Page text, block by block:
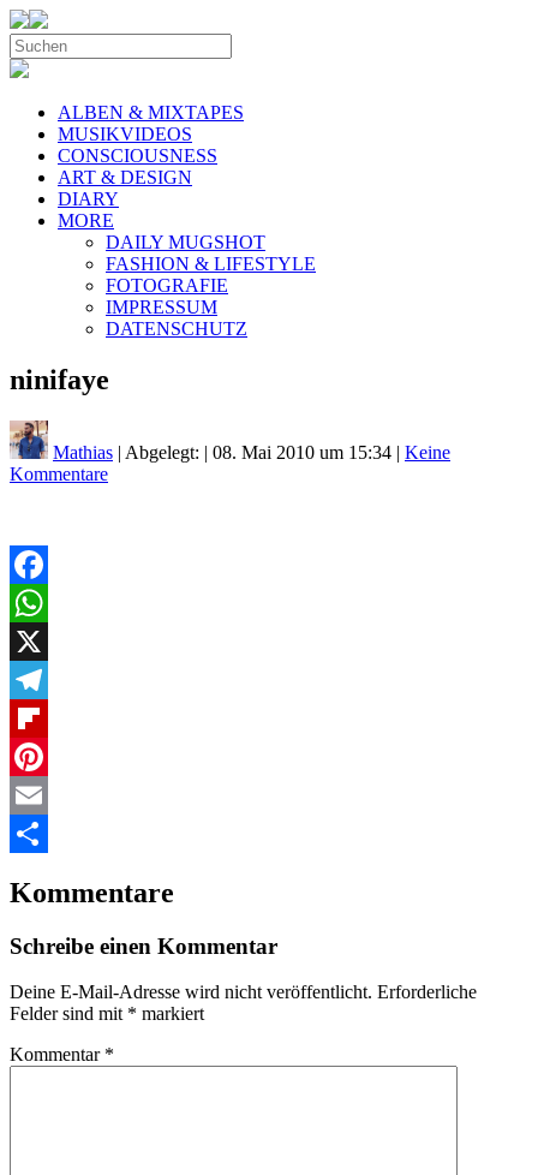
ALBEN & MIXTAPES
MUSIKVIDEOS
CONSCIOUSNESS
ART & DESIGN
DIARY
MORE
DAILY MUGSHOT
FASHION & LIFESTYLE
FOTOGRAFIE
IMPRESSUM
DATENSCHUTZ
ninifaye
Mathias | Abgelegt: | 08. Mai 2010 um 15:34 | Keine
Kommentare
Facebook
WhatsApp
X
Telegram
Flipboard
Pinterest
Email
Kommentare
Schreibe einen Kommentar
Deine E-Mail-Adresse wird nicht veröffentlicht. Erforderliche
Felder sind mit * markiert
Kommentar *